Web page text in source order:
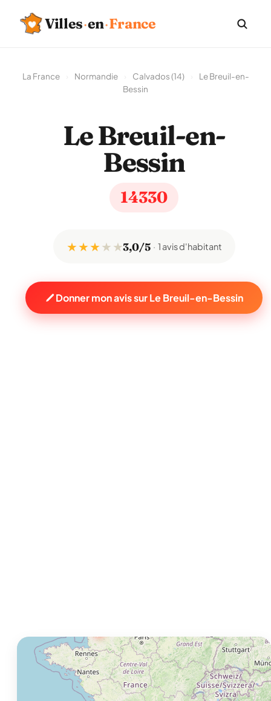
Villes·en·France
La France Normandie Calvados (14)
Le Breuil-en-
Bessin
Le Breuil-en-
Bessin
14330
★ ★ ★★ ★3,0/5 1 avis d'habitant
Donner mon avis sur Le Breuil-en-Bessin